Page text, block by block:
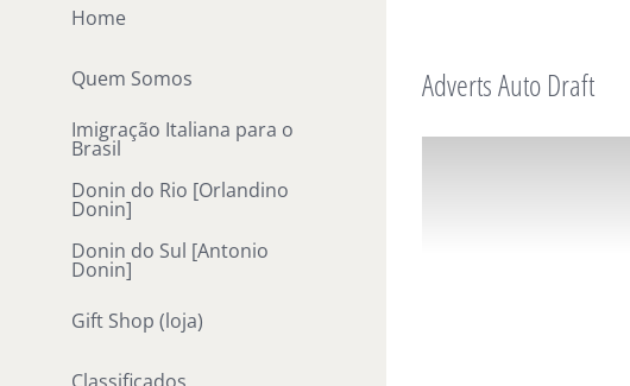
Home
Quem Somos
Imigração Italiana para o
Brasil
Donin do Rio [Orlandino
Donin]
Donin do Sul [Antonio
Donin]
Gift Shop (loja)
Adverts Auto Draft